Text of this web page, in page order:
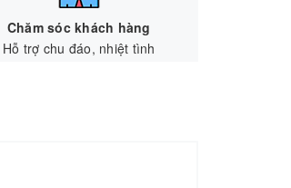
Chăm sóc khách hàng
Hỗ trợ chu đáo, nhiệt tình